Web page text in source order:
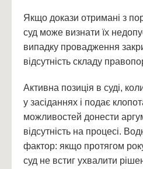
Якщо докази отримані з
суд може визнати їх
випадку провадження
відсутність складу
Активна позиція в суді,
у засіданнях і подає
можливостей донести
відсутність на процесі.
фактор: якщо протягом
суд не встиг ухвалити